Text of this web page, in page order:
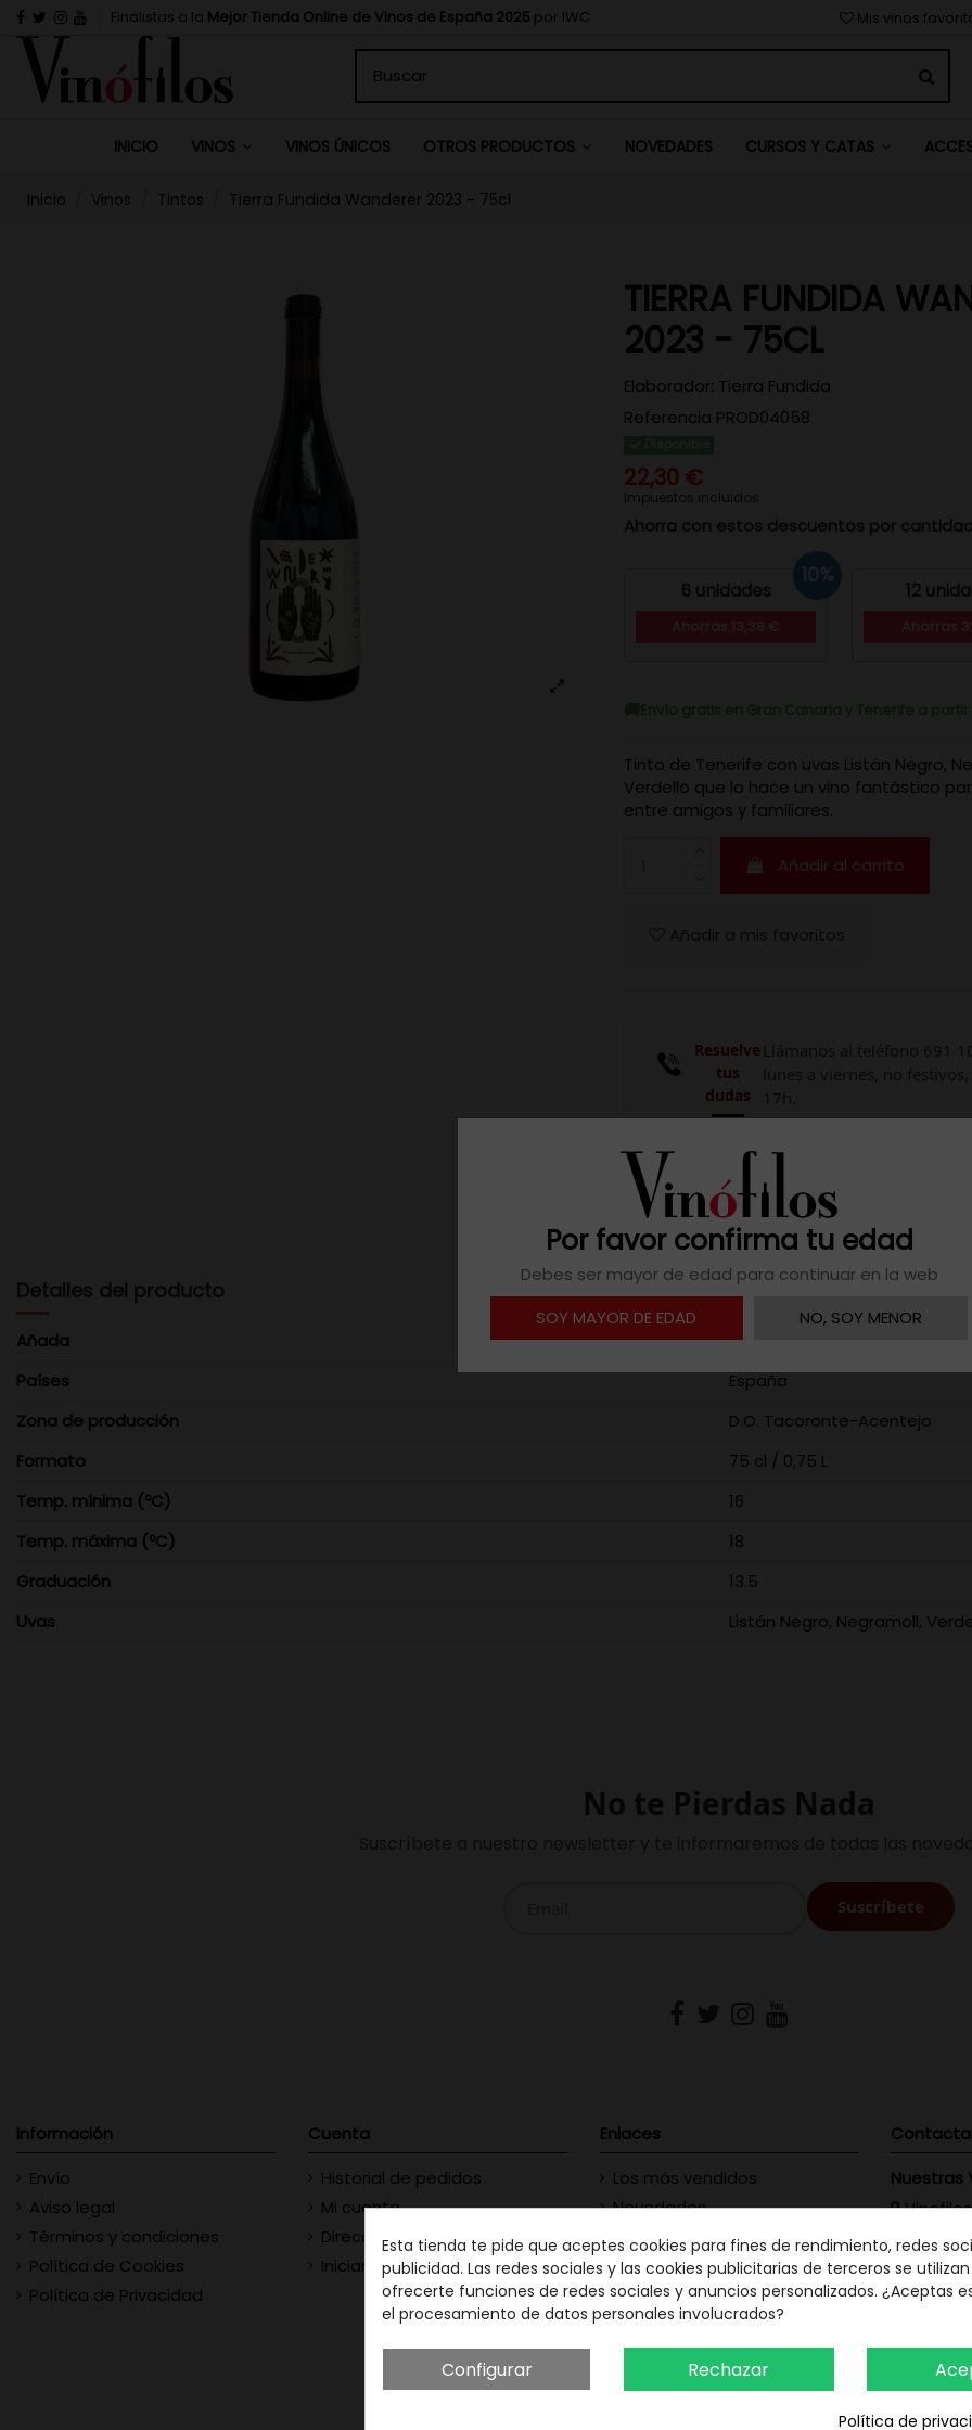
Por favor confirma tu edad
Debes ser mayor de edad para continuar en la web
SOY MAYOR DE EDAD
NO, SOY MENOR
Finalistas a la Mejor Tienda Online de Vinos de España 2025 por IWC Mis vinos
INICIO VINOS VINOS ÚNICOS OTROS PRODUCTOS NOVEDADES CURSOS Y CATAS
Inicio Vinos Tintos Tierra Fundida Wanderer 2023 - 75cl
TIERRA FUNDIDA
2023 - 75CL
Elaborador: Tierra Fundida
Referencia PROD04058
22,30 €
Impuestos incluidos
Ahorra con estos descuentos por cantidad
6 unidades
10%
12
Tinto de Tenerife con uvas Listán Negro,
Verdello que lo hace un vino fantástico
entre amigos y familiares.
Añadir al carrito
Resuelve
tus
dudas
 Descargar ficha
Detalles del producto
Añada
2023
Países
España
Zona de producción
D.O. Tacoronte-Acentejo
Formato
75 cl / 0,75 L
Temp. mínima (ºC)
16
Temp. máxima (ºC)
18
Graduación
13.5
Uvas
Listán Negro, Negramoll,
No te Pierdas Nada
Información
Envío
Aviso legal
Términos y condiciones
Política de Cookies
Política de Privacidad
Cuenta
Historial de pedidos
Mi cuenta
Direcciones
Iniciar sesión
Enlaces
Los más vendidos
Novedades
Contacte con nosotros
Nuestras
GC:
Esta tienda te pide que aceptes cookies para fines de rendimiento, redes
publicidad. Las redes sociales y las cookies publicitarias de terceros se
ofrecerte funciones de redes sociales y anuncios personalizados. ¿Aceptas
el procesamiento de datos personales involucrados?
Configurar Rechazar
Política de